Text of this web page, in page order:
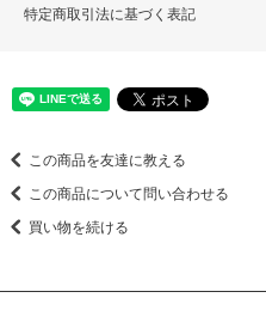
特定商取引法に基づく表記
この商品を友達に教える
この商品について問い合わせる
買い物を続ける